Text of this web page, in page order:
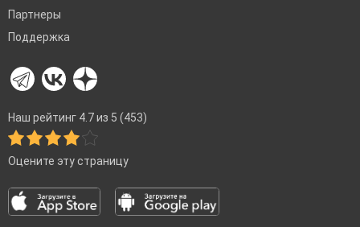
Партнеры
Поддержка
Наш рейтинг 4.7 из 5 (453)
Оцените эту страницу